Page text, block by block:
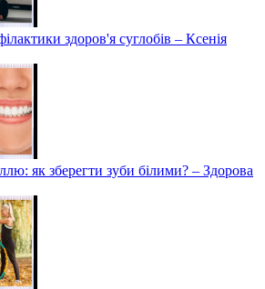
здоров'я суглобів – Ксенія
як зберегти зуби білими? – Здорова